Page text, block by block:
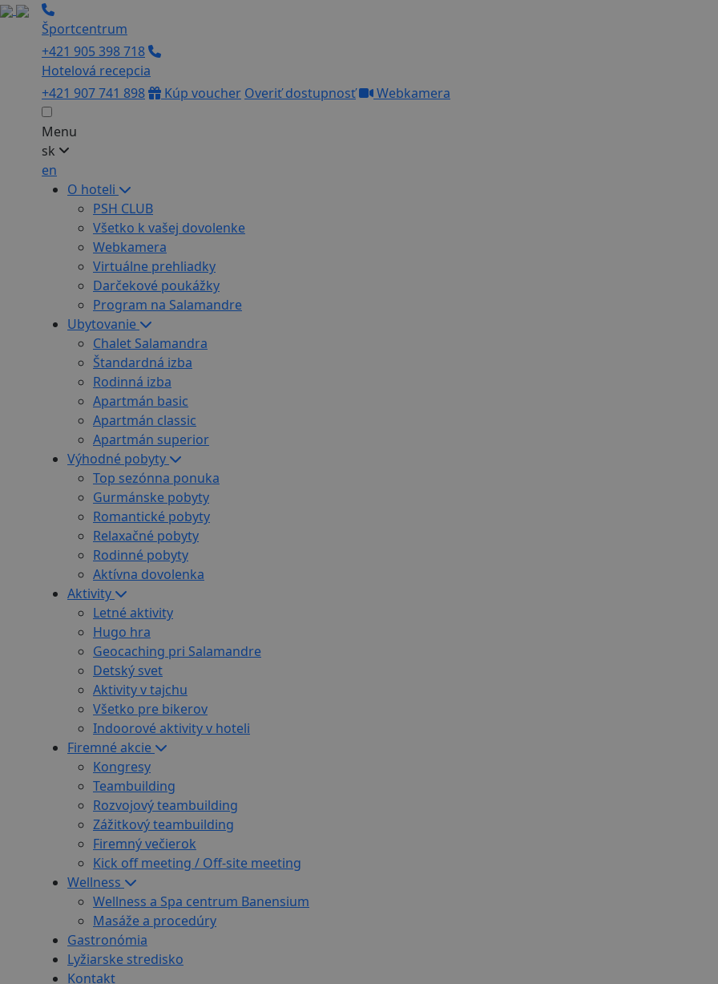
Športcentrum
+421 905 398 718
Hotelová recepcia
+421 907 741 898
Kúp voucher Overiť dostupnosť Webkamera
Menu
sk
en
O hoteli
PSH CLUB
Všetko k vašej dovolenke
Webkamera
Virtuálne prehliadky
Darčekové poukážky
Program na Salamandre
Ubytovanie
Chalet Salamandra
Štandardná izba
Rodinná izba
Apartmán basic
Apartmán classic
Apartmán superior
Výhodné pobyty
Top sezónna ponuka
Gurmánske pobyty
Romantické pobyty
Relaxačné pobyty
Rodinné pobyty
Aktívna dovolenka
Aktivity
Letné aktivity
Hugo hra
Geocaching pri Salamandre
Detský svet
Aktivity v tajchu
Všetko pre bikerov
Indoorové aktivity v hoteli
Firemné akcie
Kongresy
Teambuilding
Rozvojový teambuilding
Zážitkový teambuilding
Firemný večierok
Kick off meeting / Off-site meeting
Wellness
Wellness a Spa centrum Banensium
Masáže a procedúry
Gastronómia
Lyžiarske stredisko
Kontakt